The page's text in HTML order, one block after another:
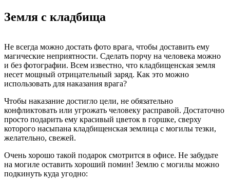
Земля с кладбища
Не всегда можно достать фото врага, чтобы доставить ему
магические неприятности. Сделать порчу на человека можно
и без фотографии. Всем известно, что кладбищенская земля
несет мощный отрицательный заряд. Как это можно
использовать для наказания врага?
Чтобы наказание достигло цели, не обязательно
конфликтовать или угрожать человеку расправой. Достаточно
просто подарить ему красивый цветок в горшке, сверху
которого насыпана кладбищенская землица с могилы тезки,
желательно, свежей.
Очень хорошо такой подарок смотрится в офисе. Не забудьте
на могиле оставить хороший помин! Землю с могилы можно
подкинуть куда угодно: